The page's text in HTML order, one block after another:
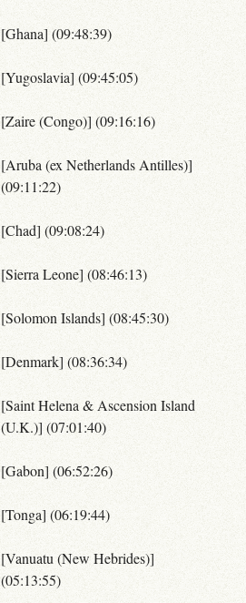
[Ghana] (09:48:39)
[Yugoslavia] (09:45:05)
[Zaire (Congo)] (09:16:16)
[Aruba (ex Netherlands Antilles)]
(09:11:22)
[Chad] (09:08:24)
[Sierra Leone] (08:46:13)
[Solomon Islands] (08:45:30)
[Denmark] (08:36:34)
[Saint Helena & Ascension Island
(U.K.)] (07:01:40)
[Gabon] (06:52:26)
[Tonga] (06:19:44)
[Vanuatu (New Hebrides)]
(05:13:55)